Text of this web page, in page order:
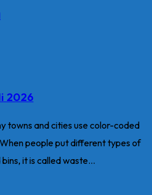
2026
towns and cities use color-coded
people put different types of
it is called waste...